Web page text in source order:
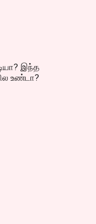
இந்த
உண்டா?